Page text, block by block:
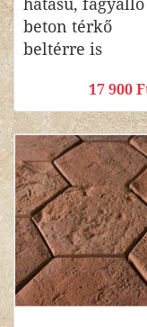
hatású, fagyálló
beton térkő
beltérre is
17 900